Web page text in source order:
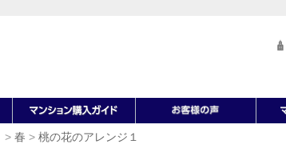
> 春 > 桃の花のアレンジ１